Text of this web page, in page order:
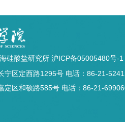
硅酸盐研究所 沪ICP备05005480号-1
宁区定西路1295号 电话：86-21-
定区和硕路585号 电话：86-21-